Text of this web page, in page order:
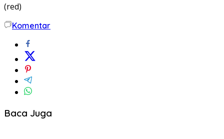
(red)
Komentar
Baca Juga